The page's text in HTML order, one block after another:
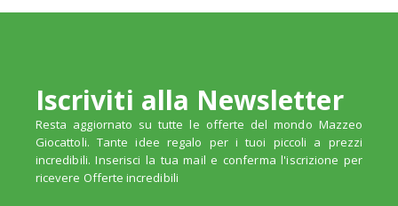
Iscriviti alla Newsletter
Resta aggiornato su tutte le offerte del mondo Mazzeo
Giocattoli. Tante idee regalo per i tuoi piccoli a prezzi
incredibili. Inserisci la tua mail e conferma l'iscrizione per
ricevere Offerte incredibili